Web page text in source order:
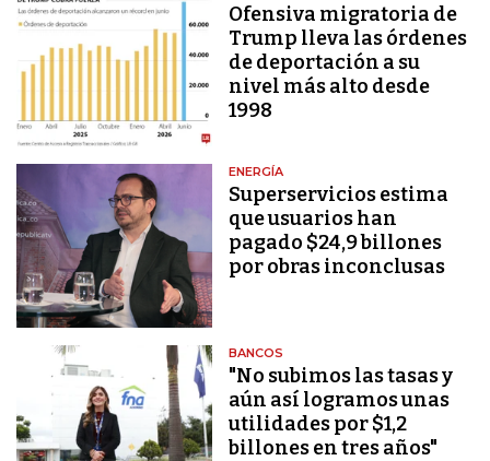
Ofensiva migratoria de
Trump lleva las órdenes
de deportación a su
nivel más alto desde
1998
ENERGÍA
Superservicios estima
que usuarios han
pagado $24,9 billones
por obras inconclusas
BANCOS
"No subimos las tasas y
aún así logramos unas
utilidades por $1,2
billones en tres años"